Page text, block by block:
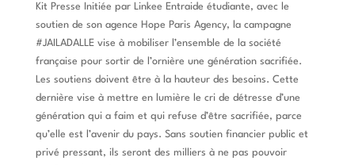
Kit Presse Initiée par Linkee Entraide étudiante, avec le
soutien de son agence Hope Paris Agency, la campagne
#JAILADALLE vise à mobiliser l’ensemble de la société
française pour sortir de l’ornière une génération sacrifiée.
Les soutiens doivent être à la hauteur des besoins. Cette
dernière vise à mettre en lumière le cri de détresse d’une
génération qui a faim et qui refuse d’être sacrifiée, parce
qu’elle est l’avenir du pays. Sans soutien financier public et
privé pressant, ils seront des milliers à ne pas pouvoir